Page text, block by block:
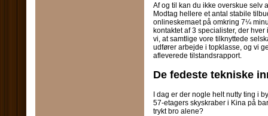
Af og til kan du ikke overskue selv
Modtag hellere et antal stabile
onlineskemaet på omkring 7¼
kontaktet af 3 specialister, der
vi, at samtlige vore tilknyttede
udfører arbejde i topklasse, og vi
afleverede tilstandsrapport.
De fedeste tekniske
I dag er der nogle helt nutty ting i
57-etagers skyskraber i Kina på
trykt bro alene?